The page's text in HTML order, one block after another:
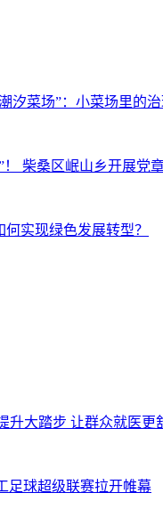
汐菜场”：小菜场里的
柴桑区岷山乡开展党
实现绿色发展转型？
升大踏步 让群众就医更
足球超级联赛拉开帷幕